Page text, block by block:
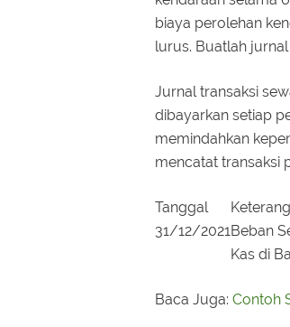
biaya perolehan
lurus. Buatlah
Jurnal transaksi
dibayarkan setiap
memindahkan
mencatat transaksi
Tanggal
31/12/2021Beban
Kas di
Baca Juga: Contoh